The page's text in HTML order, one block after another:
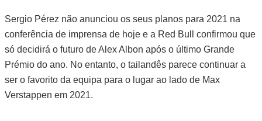
Sergio Pérez não anunciou os seus planos para 2021 na
conferência de imprensa de hoje e a Red Bull confirmou que
só decidirá o futuro de Alex Albon após o último Grande
Prémio do ano. No entanto, o tailandês parece continuar a
ser o favorito da equipa para o lugar ao lado de Max
Verstappen em 2021.